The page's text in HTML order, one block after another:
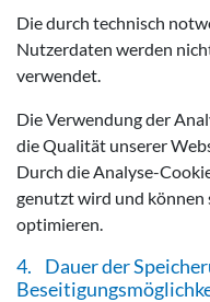
Die durch technisch
Nutzerdaten werden
verwendet.
Die Verwendung der
die Qualität unserer
Durch die Analyse-
genutzt wird und können
optimieren.
4. Dauer der